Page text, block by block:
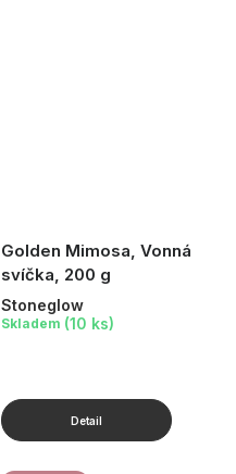
Golden Mimosa, Vonná
svíčka, 200 g
Stoneglow
Skladem (10 ks)